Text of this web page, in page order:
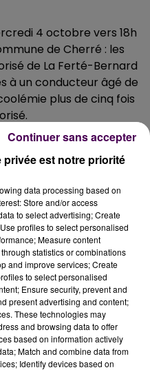
4 octobre vers 18h
de Cherré : les
de La Ferté-Bernard
à un conducteur âgé de
plus de cinq fois
se trouvait"en
pour avoir déjà été
à vue. Le lendemain,
non sans s’être vu
programmée au 22
est notre priorité
data processing based on
Store and/or access
to select advertising; Create
profiles to select personalised
Measure content
statistics or combinations
and improve services; Create
to select personalised
Ensure security, prevent and
present advertising and content;
These technologies may
and browsing data to offer
based on information actively
Match and combine data from
Identify devices based on
Continuer sans accepter